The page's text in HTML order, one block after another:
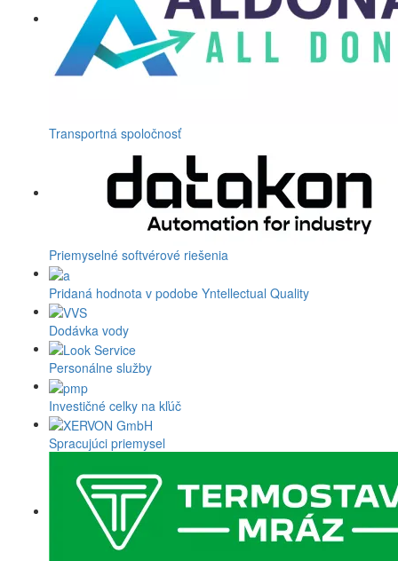
Transportná spoločnosť
Priemyselné softvérové riešenia
Pridaná hodnota v podobe Yntellectual Quality
Dodávka vody
Personálne služby
Investičné celky na kľúč
Spracujúci priemysel